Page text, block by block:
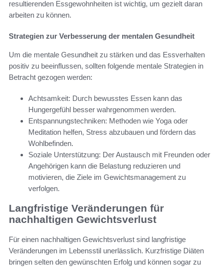
resultierenden Essgewohnheiten ist wichtig, um gezielt daran
arbeiten zu können.
Strategien zur Verbesserung der mentalen Gesundheit
Um die mentale Gesundheit zu stärken und das Essverhalten
positiv zu beeinflussen, sollten folgende mentale Strategien in
Betracht gezogen werden:
Achtsamkeit: Durch bewusstes Essen kann das
Hungergefühl besser wahrgenommen werden.
Entspannungstechniken: Methoden wie Yoga oder
Meditation helfen, Stress abzubauen und fördern das
Wohlbefinden.
Soziale Unterstützung: Der Austausch mit Freunden oder
Angehörigen kann die Belastung reduzieren und
motivieren, die Ziele im Gewichtsmanagement zu
verfolgen.
Langfristige Veränderungen für
nachhaltigen Gewichtsverlust
Für einen nachhaltigen Gewichtsverlust sind langfristige
Veränderungen im Lebensstil unerlässlich. Kurzfristige Diäten
bringen selten den gewünschten Erfolg und können sogar zu